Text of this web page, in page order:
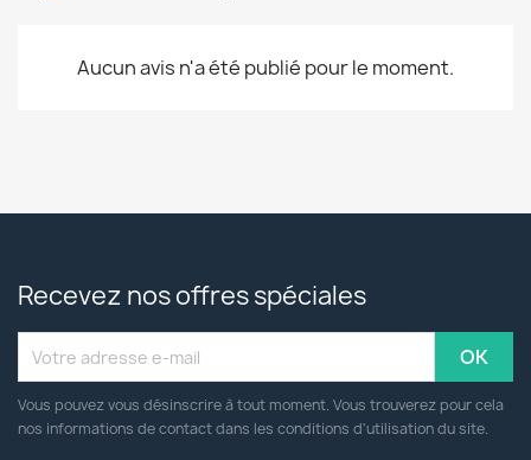
Aucun avis n'a été publié pour le moment.
Recevez nos offres spéciales
Vous pouvez vous désinscrire à tout moment. Vous trouverez pour cela
nos informations de contact dans les conditions d'utilisation du site.